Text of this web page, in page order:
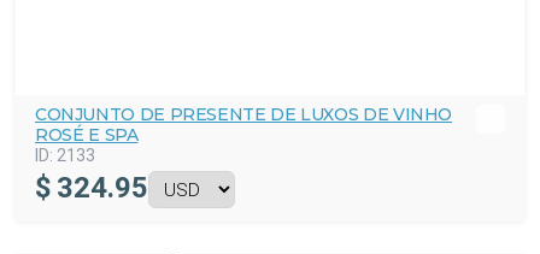
CONJUNTO DE PRESENTE DE LUXOS DE VINHO
ROSÉ E SPA
ID: 2133
$ 324.95